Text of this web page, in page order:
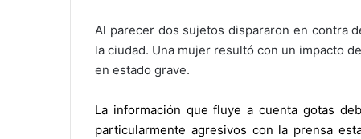
Al parecer dos sujetos dispararon en contra
la ciudad. Una mujer resultó con un impacto
en estado grave.
La información que fluye a cuenta gotas
particularmente agresivos con la prensa